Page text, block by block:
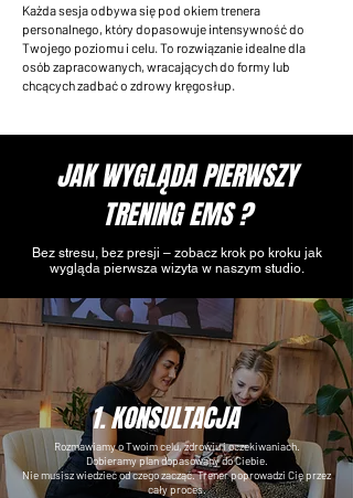
Każda sesja odbywa się pod okiem trenera
personalnego, który dopasowuje intensywność do
Twojego poziomu i celu. To rozwiązanie idealne dla
osób zapracowanych, wracających do formy lub
chcących zadbać o zdrowy kręgosłup.
JAK WYGLĄDA PIERWSZY
TRENING EMS ?
Bez stresu, bez presji – zobacz krok po kroku jak
wygląda pierwsza wizyta w naszym studio.
1. KONSULTACJA
Rozmawiamy o Twoim celu, zdrowiu i oczekiwaniach.
Dobieramy plan dopasowany do Ciebie.
Nie musisz wiedzieć od czego zacząć. Trener poprowadzi Cię przez
cały proces.